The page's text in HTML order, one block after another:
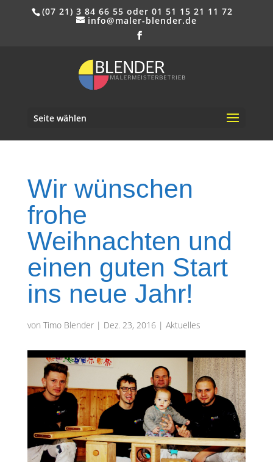
(07 21) 3 84 66 55 oder 01 51 15 21 11 72
info@maler-blender.de
Seite wählen
Wir wünschen
frohe
Weihnachten und
einen guten Start
ins neue Jahr!
von Timo Blender| Dez. 23, 2016| Aktuelles